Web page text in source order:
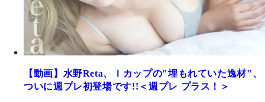
【動画】水野Reta、Ｉカップの"埋もれていた逸材"、
ついに週プレ初登場です!!＜週プレ プラス！＞